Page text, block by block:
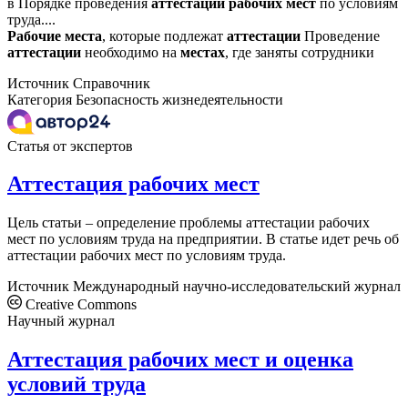
труда....
Рабочие места, которые подлежат аттестации Проведение
аттестации необходимо на местах, где заняты сотрудники
Источник Справочник
Категория Безопасность жизнедеятельности
Статья от экспертов
Аттестация рабочих мест
Цель статьи – определение проблемы аттестации рабочих
мест по условиям труда на предприятии. В статье идет речь об
аттестации рабочих мест по условиям труда.
Источник Международный научно-исследовательский журнал
Creative Commons
Научный журнал
Аттестация рабочих мест и оценка
условий труда